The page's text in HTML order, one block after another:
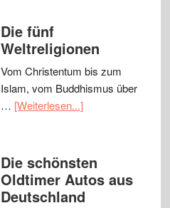
Die fünf
Weltreligionen
Vom Christentum bis zum
Islam, vom Buddhismus über
… [Weiterlesen...]
Die schönsten
Oldtimer Autos aus
Deutschland